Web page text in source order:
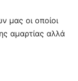
μας οι οποίοι
αμαρτίας αλλά